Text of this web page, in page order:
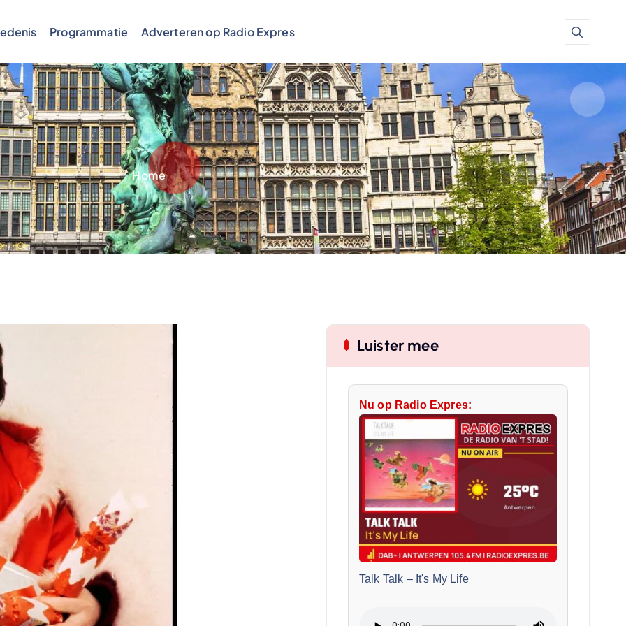
Programmatie Adverteren op Radio Expres
Home
Luister mee
Nu op Radio Expres:
Talk Talk – It's My Life